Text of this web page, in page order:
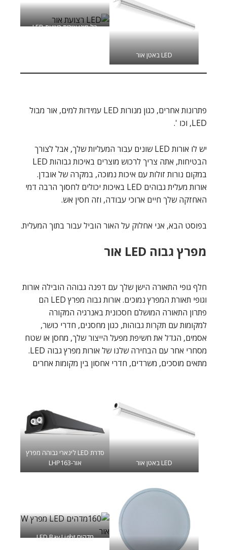
LED באטן אור
כל מיני אורות רצועת LED
פתרונות אחרים, כגון מנורות LED עמידות למים, אור מבול
LED, וכו '.
יש לו אורות LED שונים עבור המעליות שלך, אבל לצורך
הבטיחות, אתה צריך לרכוש מוצרים באיכות גבוהות LED
במקום נורות זולות עם איכות נמוכה, במקרה של אובדן.
אורות מעלית גבוהים LED באיכות יכולים לחסוך הרבה דמי
האחזקה שלך חיים ארוכי עבודה, וזה חסין אש.
בפוסט הבא, אני אחלוק על האור הוביל עבור בתוך המעלית.
מפרץ גבוה LED אור
חלף גופי התאורה הישן שלך עם דפנה גבוהה הובילה אורות
וגופי תאורת המפרץ נמוכים. אורות גבוה מפרץ LED הם
פתרון התאורה המושלם חסכונית באנרגיה המקורה
למקומות עם תקרות גבוהות, כגון מחסנים, חדרי כושר,
אסמים, הגדל את חשיפת מפעל הייצור שלך, מחסן או שטח
מסחרי אחר עם הבחירה שלנו של אורות מפרץ גבוה LED.
מתאים מוסכים, משרדים, חדרי אחסון בין מקומות אחרים
LED באטן אור
סדרת LED לינארי גבוהה מפרץ
אור-LHP163
מדהים LED Bay Light